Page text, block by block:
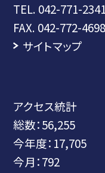
TEL. 042-771-2341
FAX. 042-772-4698
サイトマップ
アクセス統計
総数：56,255
今年度： 17,705
今月：792